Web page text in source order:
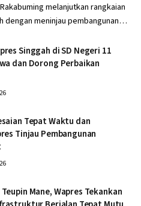
melanjutkan rangkaian
dengan meninjau pembangunan…
Singgah di SD Negeri 11
dan Dorong Perbaikan
Tepat Waktu dan
Tinjau Pembangunan
Mane, Wapres Tekankan